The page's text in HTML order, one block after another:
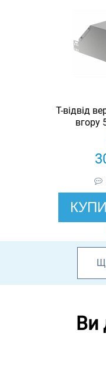
Т-відвід
вгору
Ви